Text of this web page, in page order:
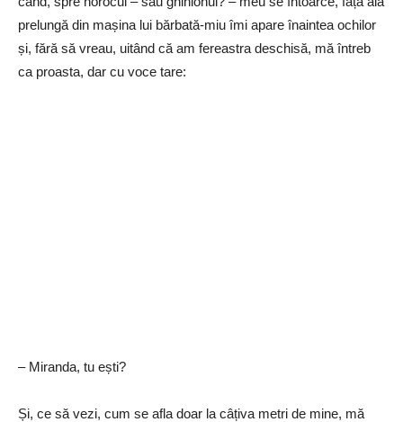
prelungă din mașina lui bărbată-miu îmi apare înaintea ochilor
și, fără să vreau, uitând că am fereastra deschisă, mă întreb
ca proasta, dar cu voce tare:
– Miranda, tu ești?
Și, ce să vezi, cum se afla doar la câțiva metri de mine, mă